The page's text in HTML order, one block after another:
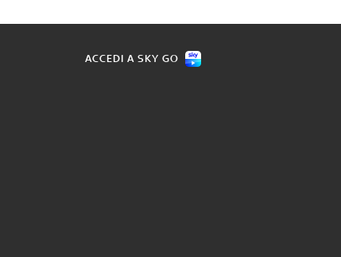
ACCEDI A SKY GO